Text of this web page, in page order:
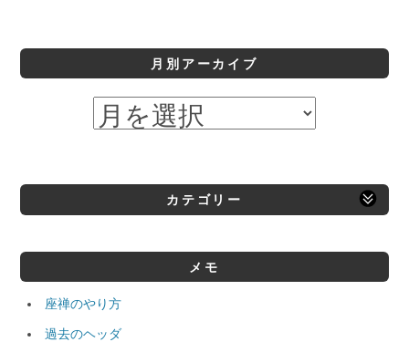
月別アーカイブ
カテゴリー
メモ
座禅のやり方
過去のヘッダ